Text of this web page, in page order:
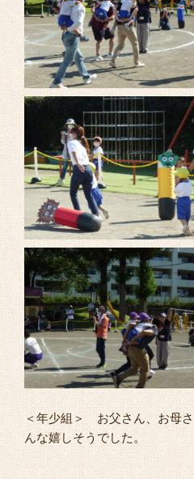
＜年少組＞ お父さん、お母
んな嬉しそうでした。